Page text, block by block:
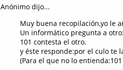
Anónimo dijo...
Muy buena recopilación,yo le
Un informático pregunta a
101 contesta el otro.
y éste responde:por el culo te
(Para el que no lo